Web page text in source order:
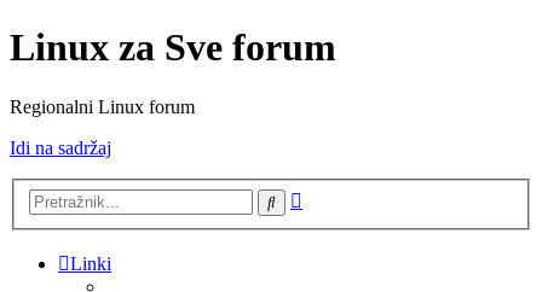
Linux za Sve forum
Regionalni Linux forum
Idi na sadržaj
Pretražnik
Linki